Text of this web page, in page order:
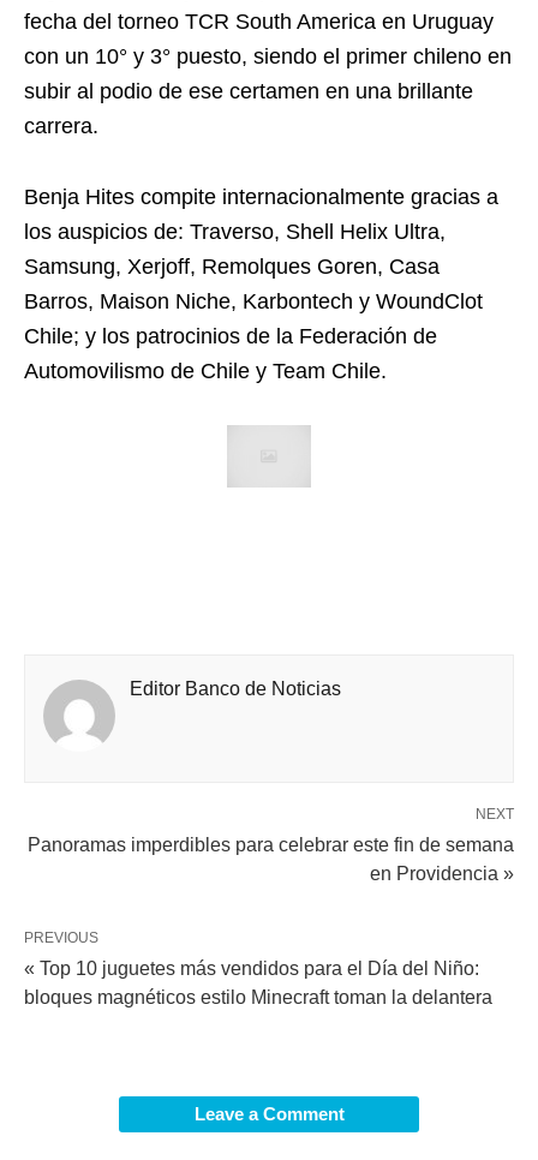
fecha del torneo TCR South America en Uruguay
con un 10° y 3° puesto, siendo el primer chileno en
subir al podio de ese certamen en una brillante
carrera.
Benja Hites compite internacionalmente gracias a
los auspicios de: Traverso, Shell Helix Ultra,
Samsung, Xerjoff, Remolques Goren, Casa
Barros, Maison Niche, Karbontech y WoundClot
Chile; y los patrocinios de la Federación de
Automovilismo de Chile y Team Chile.
Editor Banco de Noticias
NEXT
Panoramas imperdibles para celebrar este fin de semana
en Providencia »
PREVIOUS
« Top 10 juguetes más vendidos para el Día del Niño:
bloques magnéticos estilo Minecraft toman la delantera
Leave a Comment